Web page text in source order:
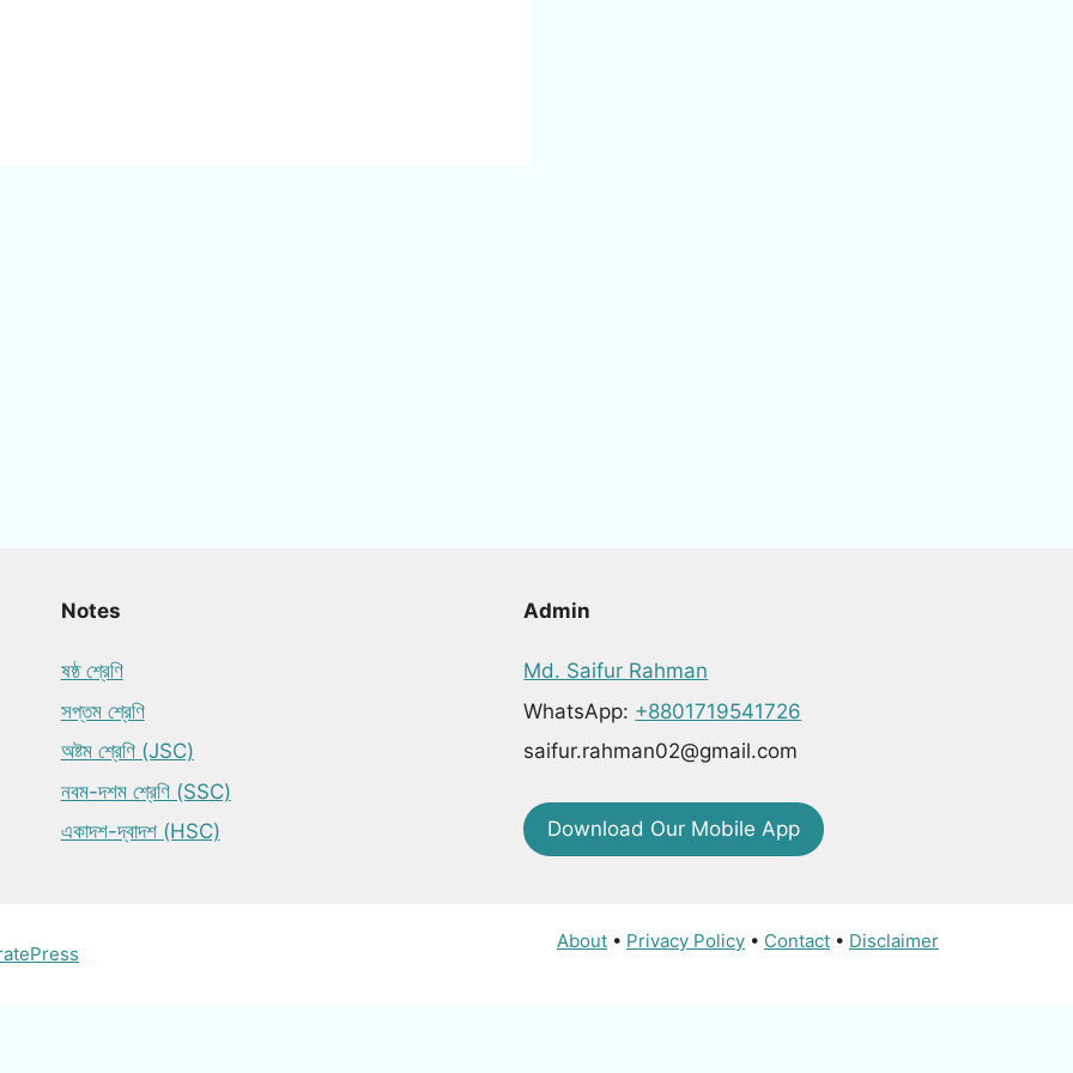
Notes
ষষ্ঠ শ্রেণি
সপ্তম শ্রেণি
অষ্টম শ্রেণি (JSC)
নবম-দশম শ্রেণি (SSC)
একাদশ-দ্বাদশ (HSC)
Admin
Md. Saifur Rahman
WhatsApp: +8801719541726
saifur.rahman02@gmail.com
Download Our Mobile App
About • Privacy Policy • Contact • Disclaimer